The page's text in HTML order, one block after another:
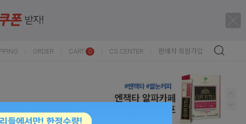
ORDER CART 0 CS CENTER 판매자 회원가입